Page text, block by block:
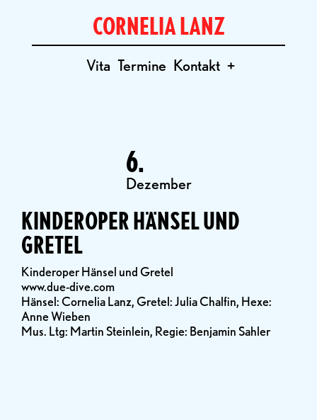
CORNELIA LANZ
Vita Termine Kontakt +
6.
Dezember
KINDEROPER HÄNSEL UND
GRETEL
Kinderoper Hänsel und Gretel
www.due-dive.com
Hänsel: Cornelia Lanz, Gretel: Julia Chalfin, Hexe:
Anne Wieben
Mus. Ltg: Martin Steinlein, Regie: Benjamin Sahler